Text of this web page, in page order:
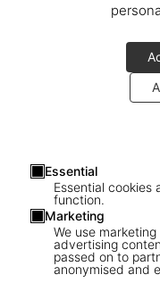
Essential
Essential cookies
function.
Marketing
We use
advertising
passed on to
anonymised and